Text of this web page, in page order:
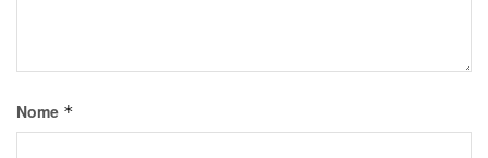
Nome *